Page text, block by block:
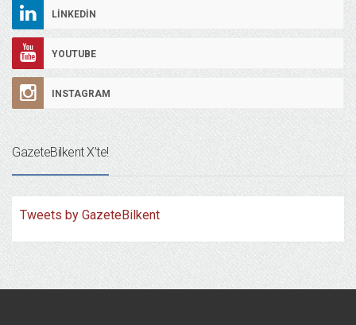
LINKEDIN
YOUTUBE
INSTAGRAM
GazeteBilkent X’te!
Tweets by GazeteBilkent